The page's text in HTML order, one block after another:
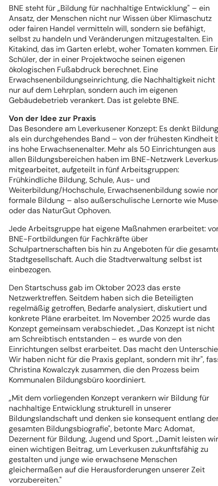
BNE steht für „Bildung für nachhaltige Entwicklung" – ein
Ansatz, der Menschen nicht nur Wissen über Klimaschutz
oder fairen Handel vermitteln will, sondern sie befähigt,
selbst zu handeln und Veränderungen mitzugestalten. Ein
Kitakind, das im Garten erlebt, woher Tomaten kommen.
Schüler, der in einer Projektwoche seinen eigenen
ökologischen Fußabdruck berechnet. Eine
Erwachsenenbildungseinrichtung, die Nachhaltigkeit nicht
nur auf dem Lehrplan, sondern auch im eigenen
Gebäudebetrieb verankert. Das ist gelebte BNE.
Von der Idee zur Praxis
Das Besondere am Leverkusener Konzept: Es denkt Bildung
als ein durchgehendes Band – von der frühesten Kindheit
ins hohe Erwachsenenalter. Mehr als 50 Einrichtungen aus
allen Bildungsbereichen haben im BNE-Netzwerk
mitgearbeitet, aufgeteilt in fünf Arbeitsgruppen:
Frühkindliche Bildung, Schule, Aus- und
Weiterbildung/Hochschule, Erwachsenenbildung sowie
formale Bildung – also außerschulische Lernorte wie
oder das NaturGut Ophoven.
Jede Arbeitsgruppe hat eigene Maßnahmen erarbeitet:
BNE-Fortbildungen für Fachkräfte über
Schulpartnerschaften bis hin zu Angeboten für die
Stadtgesellschaft. Auch die Stadtverwaltung selbst ist
einbezogen.
Den Startschuss gab im Oktober 2023 das erste
Netzwerktreffen. Seitdem haben sich die Beteiligten
regelmäßig getroffen, Bedarfe analysiert, diskutiert und
konkrete Pläne erarbeitet. Im November 2025 wurde das
Konzept gemeinsam verabschiedet. „Das Konzept ist nicht
am Schreibtisch entstanden – es wurde von den
Einrichtungen selbst erarbeitet. Das macht den
Wir haben nicht für die Praxis geplant, sondern mit ihr",
Christina Kowalczyk zusammen, die den Prozess beim
Kommunalen Bildungsbüro koordiniert.
„Mit dem vorliegenden Konzept verankern wir Bildung für
nachhaltige Entwicklung strukturell in unserer
Bildungslandschaft und denken sie konsequent entlang
gesamten Bildungsbiografie", betonte Marc Adomat,
Dezernent für Bildung, Jugend und Sport. „Damit leisten wir
einen wichtigen Beitrag, um Leverkusen zukunftsfähig zu
gestalten und junge wie erwachsene Menschen
gleichermaßen auf die Herausforderungen unserer Zeit
vorzubereiten."